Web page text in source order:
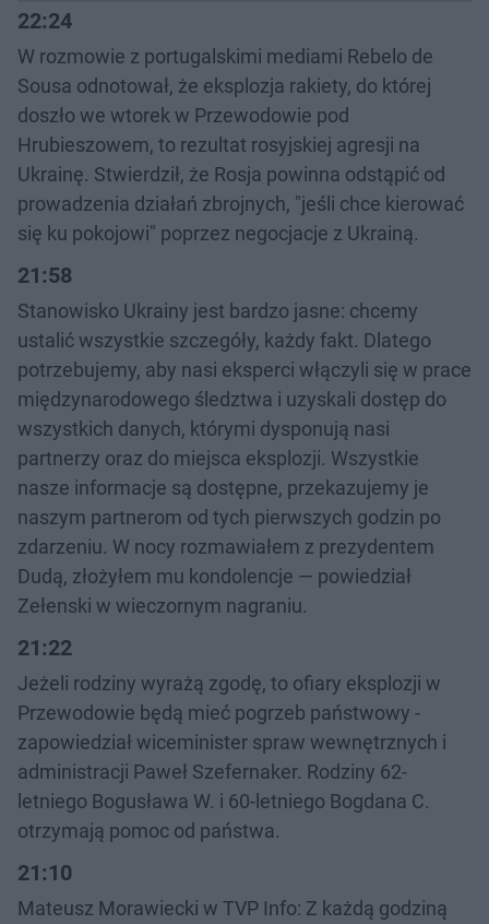
22:24
W rozmowie z portugalskimi mediami Rebelo de
Sousa odnotował, że eksplozja rakiety, do której
doszło we wtorek w Przewodowie pod
Hrubieszowem, to rezultat rosyjskiej agresji na
Ukrainę. Stwierdził, że Rosja powinna odstąpić od
prowadzenia działań zbrojnych, "jeśli chce kierować
się ku pokojowi" poprzez negocjacje z Ukrainą.
21:58
Stanowisko Ukrainy jest bardzo jasne: chcemy
ustalić wszystkie szczegóły, każdy fakt. Dlatego
potrzebujemy, aby nasi eksperci włączyli się w prace
międzynarodowego śledztwa i uzyskali dostęp do
wszystkich danych, którymi dysponują nasi
partnerzy oraz do miejsca eksplozji. Wszystkie
nasze informacje są dostępne, przekazujemy je
naszym partnerom od tych pierwszych godzin po
zdarzeniu. W nocy rozmawiałem z prezydentem
Dudą, złożyłem mu kondolencje — powiedział
Zełenski w wieczornym nagraniu.
21:22
Jeżeli rodziny wyrażą zgodę, to ofiary eksplozji w
Przewodowie będą mieć pogrzeb państwowy -
zapowiedział wiceminister spraw wewnętrznych i
administracji Paweł Szefernaker. Rodziny 62-
letniego Bogusława W. i 60-letniego Bogdana C.
otrzymają pomoc od państwa.
21:10
Mateusz Morawiecki w TVP Info: Z każdą godziną